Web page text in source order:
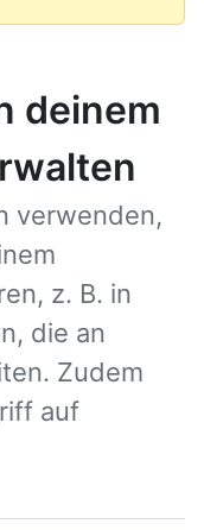
deinem
verwenden,
z. B. in
die an
Zudem
auf